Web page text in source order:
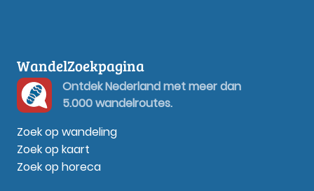
WandelZoekpagina
Ontdek Nederland met meer dan
5.000 wandelroutes.
Zoek op wandeling
Zoek op kaart
Zoek op horeca